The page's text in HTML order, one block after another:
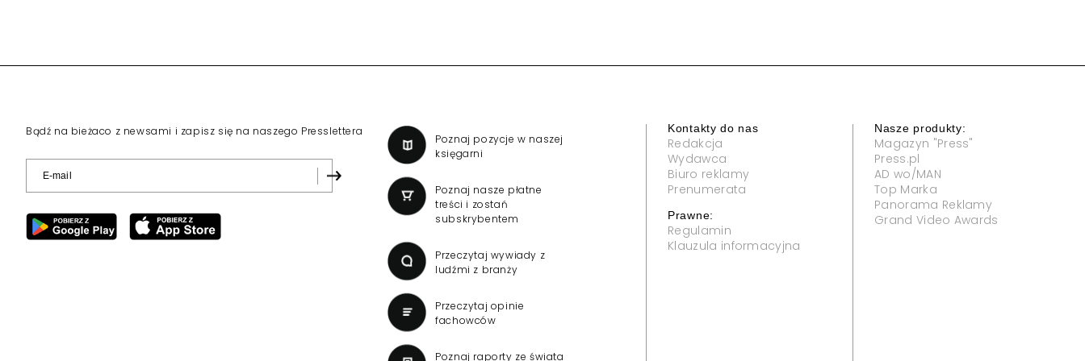
Bądź na bieżaco z newsami i zapisz się na naszego Presslettera
Poznaj pozycje w naszej
księgarni
Poznaj nasze płatne
treści i zostań
subskrybentem
Przeczytaj wywiady z
ludźmi z branży
Przeczytaj opinie
fachowców
Poznaj raporty ze świata
Kontakty do nas
Redakcja
Wydawca
Biuro reklamy
Prenumerata
Prawne:
Regulamin
Klauzula informacyjna
Nasze produkty:
Magazyn "Press"
Press.pl
AD wo/MAN
Top Marka
Panorama Reklamy
Grand Video Awards